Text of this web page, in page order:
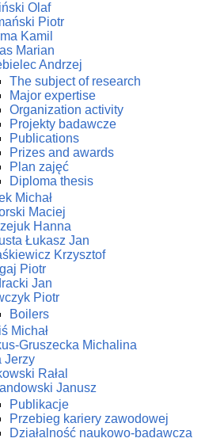
Olaf
Piotr
Kamil
Marian
Andrzej
The subject of research
Major expertise
Organization activity
Projekty badawcze
Publications
Prizes and awards
Plan zajęć
Diploma thesis
Michał
Maciej
Hanna
Łukasz Jan
Krzysztof
Piotr
Jan
Piotr
Boilers
Michał
Gruszecka Michalina
Jerzy
Rałal
Janusz
Publikacje
Przebieg kariery zawodowej
Działalność naukowo-badawcza